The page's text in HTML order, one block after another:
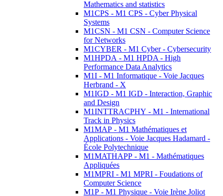
Mathematics and statistics
M1CPS - M1 CPS - Cyber Physical
Systems
M1CSN - M1 CSN - Computer Science
for Networks
M1CYBER - M1 Cyber - Cybersecurity
M1HPDA - M1 HPDA - High
Performance Data Analytics
M1I - M1 Informatique - Voie Jacques
Herbrand - X
M1IGD - M1 IGD - Interaction, Graphic
and Design
M1INTTRACPHY - M1 - International
Track in Physics
M1MAP - M1 Mathématiques et
Applications - Voie Jacques Hadamard -
École Polytechnique
M1MATHAPP - M1 - Mathématiques
Appliquées
M1MPRI - M1 MPRI - Foudations of
Computer Science
M1P - M1 Physique - Voie Irène Joliot